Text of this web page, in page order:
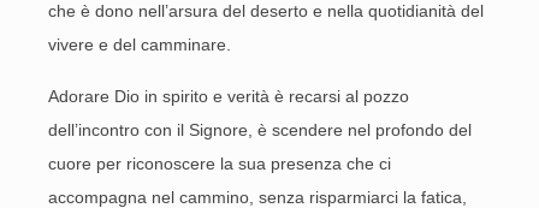
che è dono nell’arsura del deserto e nella quotidianità del
vivere e del camminare.
Adorare Dio in spirito e verità è recarsi al pozzo
dell’incontro con il Signore, è scendere nel profondo del
cuore per riconoscere la sua presenza che ci
accompagna nel cammino, senza risparmiarci la fatica,